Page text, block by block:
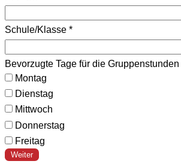
Schule/Klasse *
Bevorzugte Tage für die Gruppenstunden
Montag
Dienstag
Mittwoch
Donnerstag
Freitag
Weiter